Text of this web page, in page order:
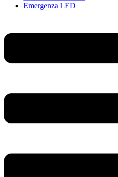
Emergenza LED